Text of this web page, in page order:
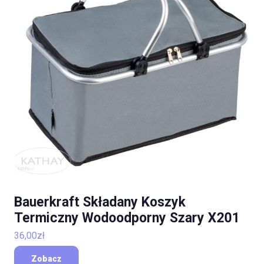
Bauerkraft Składany Koszyk
Termiczny Wodoodporny Szary X201
36,00zł
Zobacz